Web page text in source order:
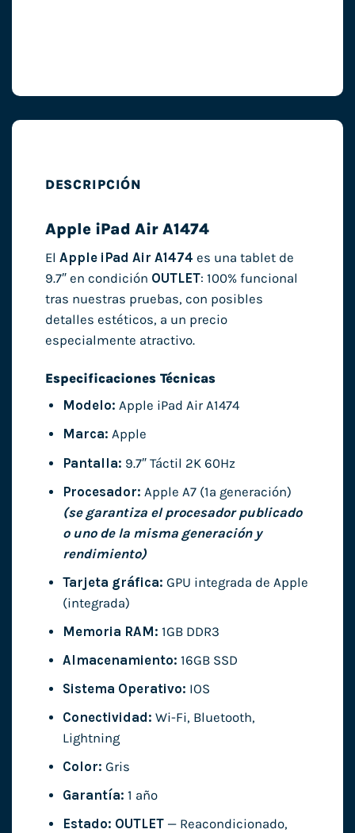
DESCRIPCIÓN
Apple iPad Air A1474
El Apple iPad Air A1474 es una tablet de
9.7″ en condición OUTLET: 100% funcional
tras nuestras pruebas, con posibles
detalles estéticos, a un precio
especialmente atractivo.
Especificaciones Técnicas
Modelo: Apple iPad Air A1474
Marca: Apple
Pantalla: 9.7″ Táctil 2K 60Hz
Procesador: Apple A7 (1ª generación)
(se garantiza el procesador publicado
o uno de la misma generación y
rendimiento)
Tarjeta gráfica: GPU integrada de Apple
(integrada)
Memoria RAM: 1GB DDR3
Almacenamiento: 16GB SSD
Sistema Operativo: IOS
Conectividad: Wi-Fi, Bluetooth,
Lightning
Color: Gris
Garantía: 1 año
Estado: OUTLET— Reacondicionado,